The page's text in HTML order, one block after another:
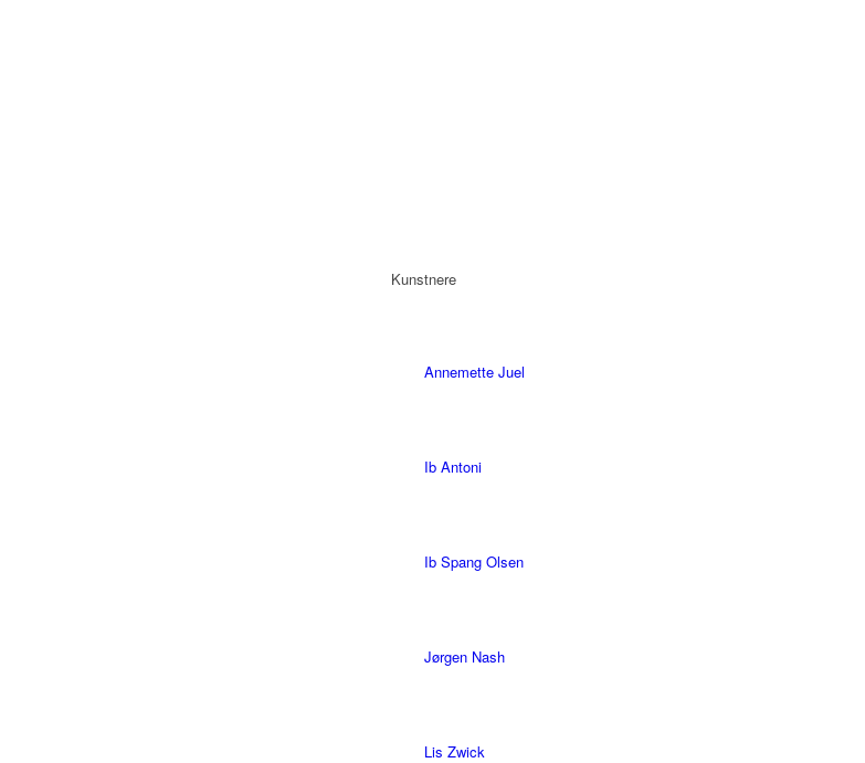
Kunstnere
Annemette Juel
Ib Antoni
Ib Spang Olsen
Jørgen Nash
Lis Zwick